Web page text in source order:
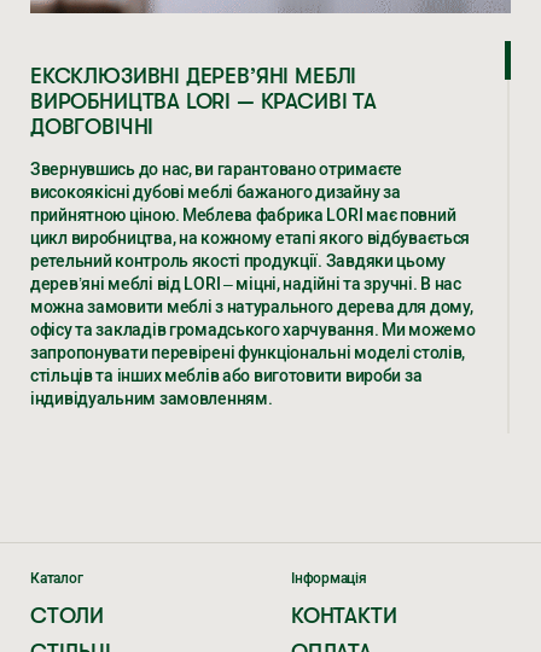
ЕКСКЛЮЗИВНІ ДЕРЕВ’ЯНІ МЕБЛІ
ВИРОБНИЦТВА LORI — КРАСИВІ ТА
ДОВГОВІЧНІ
Звернувшись до нас, ви гарантовано отримаєте
високоякісні дубові меблі бажаного дизайну за
прийнятною ціною. Меблева фабрика LORI має повний
цикл виробництва, на кожному етапі якого відбувається
ретельний контроль якості продукції. Завдяки цьому
дерев’яні меблі від LORI – міцні, надійні та зручні. В нас
можна замовити меблі з натурального дерева для дому,
офісу та закладів громадського харчування. Ми можемо
запропонувати перевірені функціональні моделі столів,
стільців та інших меблів або виготовити вироби за
індивідуальним замовленням.
Уже не одне десятиліття ми виготовляємо елітні меблі з
Україні та країнах ЄС замовляють у нас.
ЕКСКЛЮЗИВНІ ДЕРЕВ’ЯНІ МЕБЛІ
Каталог
СТОЛИ
Інформація
КОНТАКТИ